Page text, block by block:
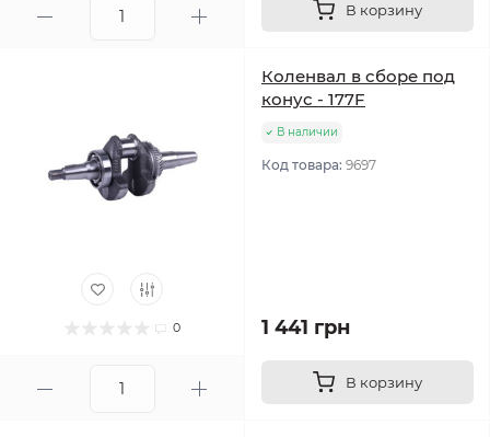
В корзину
0
Коленвал в сборе под
конус - 177F
В наличии
Код товара: 9697
1 441 грн
В корзину